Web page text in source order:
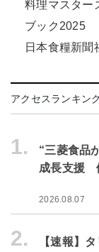
料理マスター
ブック2025
日本食糧新聞
アクセスランキン
1.
“三菱食品
成長支援
2026.08.07
2.
【速報】